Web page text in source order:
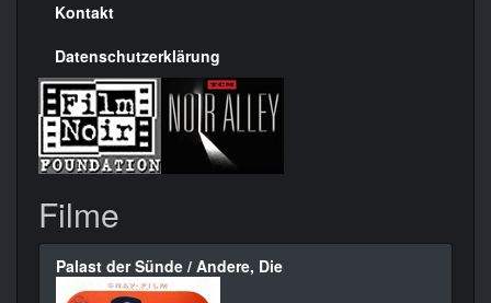
Kontakt
Datenschutzerklärung
Filme
Palast der Sünde / Andere, Die